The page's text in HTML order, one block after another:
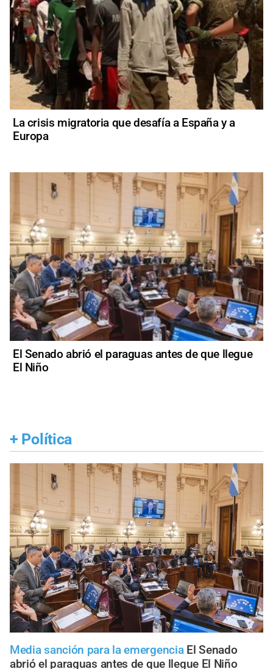
La crisis migratoria que desafía a España y a
Europa
El Senado abrió el paraguas antes de que llegue
El Niño
+ Política
Media sanción para la emergencia El Senado
abrió el paraguas antes de que llegue El Niño